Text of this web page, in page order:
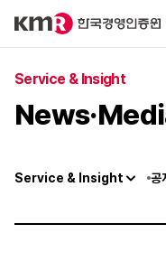
Service & Insight
Service & Insight 공